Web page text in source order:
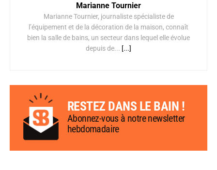
Marianne Tournier
Marianne Tournier, journaliste spécialiste de
l’équipement et de la décoration de la maison, connaît
bien la salle de bains, un secteur dans lequel elle évolue
depuis de... [...]
RESTEZ DANS LE BAIN !
Abonnez-vous à notre newsletter
hebdomadaire